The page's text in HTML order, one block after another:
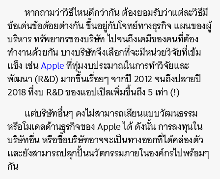
หากถามว่าวิธีไหนดีกว่ากัน ต้องยอมรับว่าแต่ละวิธีมี
ข้อเด่นข้อด้อยต่างกัน ขึ้นอยู่กับโจทย์ทางธุรกิจ แผนของผู้
บริหาร ทรัพยากรของบริษัท ไปจนถึงเคมีของคนที่ต้อง
ทำงานด้วยกัน บางบริษัทจึงเลือกที่จะมีหน่วยวิจัยที่เข้ม
แข็ง เช่นAppleที่ทุ่มงบประมาณในการทำวิจัยและ
พัฒนา (R&D) มากขึ้นเรื่อยๆ จากปี 2012 จนถึงปลายปี
2018 ที่งบ R&D ของแอปเปิลเพิ่มขึ้นถึง 5 เท่า (!)
แต่บริษัทอื่นๆ คงไม่สามารถเลียนแบบวัฒนธรรม
หรือโมเดลด้านธุรกิจของ Apple ได้ ดังนั้น การลงทุนใน
บริษัทอื่น หรือซื้อบริษัทอาจจะเป็นทางออกที่ได้คล่องตัว
และยังสามารถปลุกปั้นนวัตกรรมภายในองค์กรไปพร้อมๆ
กัน